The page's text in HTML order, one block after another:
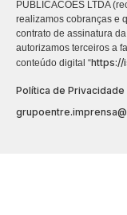
PUBLICACÕES LTDA
realizamos cobranças e
contrato de assinatura
autorizamos terceiros a
conteúdo digital “https://
Política de Privacidade